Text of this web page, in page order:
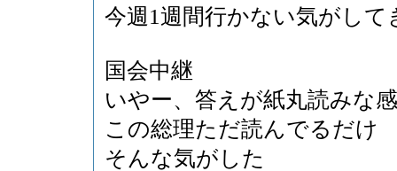
今週1週間行かない気がして
国会中継
いやー、答えが紙丸読みな
この総理ただ読んでるだけ
そんな気がした